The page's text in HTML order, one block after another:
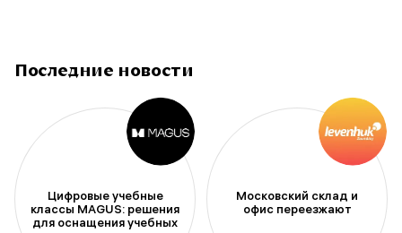
Последние новости
Цифровые учебные
классы MAGUS: решения
для оснащения учебных
Московский склад и
офис переезжают